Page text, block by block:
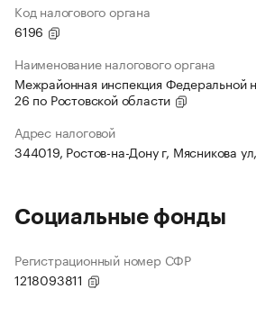
Код налогового органа
6196
Наименование налогового органа
Межрайонная инспекция Федеральной
26 по Ростовской области
Адрес налоговой
344019, Ростов-на-Дону г, Мясникова
Социальные фонды
Регистрационный номер СФР
1218093811